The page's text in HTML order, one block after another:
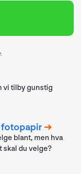
vi tilby gunstig
fotopapir
blant, men hva
skal du velge?